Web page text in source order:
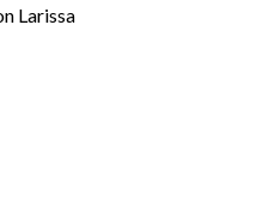
Larissa